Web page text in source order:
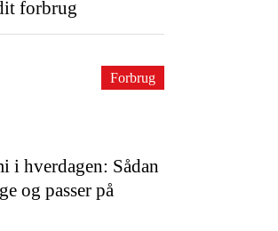
forbrug
i hverdagen: Sådan
og passer på
Forbrug